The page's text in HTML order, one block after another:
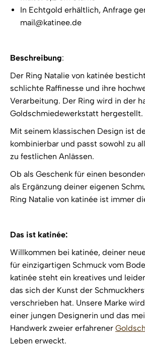
In Echtgold erhältlich, Anfrage
mail@katinee.de
Beschreibung:
Der Ring Natalie von katinée
schlichte Raffinesse und ihre
Verarbeitung. Der Ring wird in der
Goldschmiedewerkstatt hergestellt.
Mit seinem klassischen Design ist
kombinierbar und passt sowohl zu
zu festlichen Anlässen.
Ob als Geschenk für einen
als Ergänzung deiner eigenen
Ring Natalie von katinée ist immer
Das ist katinée:
Willkommen bei katinée, deiner
für einzigartigen Schmuck vom
katinée steht ein kreatives und
das sich der Kunst der
verschrieben hat. Unsere Marke
einer jungen Designerin und das
Handwerk zweier erfahrener
Leben erweckt.